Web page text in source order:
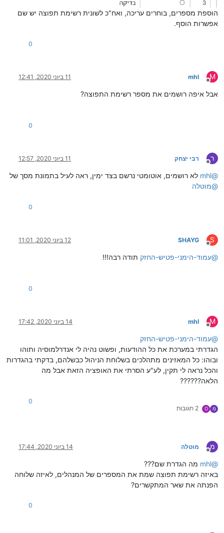
הוספת מספרים, בוחרים עריכה, ואח"כ לשונית רשימת תפוצה יש שם
אפשרות הוסף.
0
M
מנותק
mhl 11 ביוני 2020, 12:41
אבל איפה רושמים את מספר רשימת התפוצה?
0
ר
מנותק
רבי יצחק 11 ביוני 2020, 12:57
@
mhl לא רושמים, אוטומטי נרשם בצד ימין, ראה לעיל בתמונת מסך של
@מוטלה
0
S
מנותק
SHAYG 12 ביוני 2020, 11:01
@עמוד-הימני-פטיש-החזק תודה רבה!!!
0
M
מנותק
mhl 14 ביוני 2020, 17:42
@עמוד-הימני-פטיש-החזק
הגדרתי במערכת את כל ההודעות, ופשוט נהיה לי אנדרלמוסיה ותוהו
ובוהו: כל המאזינים מתהלכים בשלוחת הניהול כבשלהם, בדקתי בהגדרות
והכל נראה לי תקין, לע"ע הסרתי את האופציה הזאת אבל מה
הלאה??????
מ O 2 תגובות
0
מ
מנותק
מוטלה 14 ביוני 2020, 17:44
@
mhl מה הגדרת שם???
באיזה רשימת תפוצה שמת את המספרים של המנהלים, לאיזה שלוחה
הפנתה את שאר המתקשרים?
0